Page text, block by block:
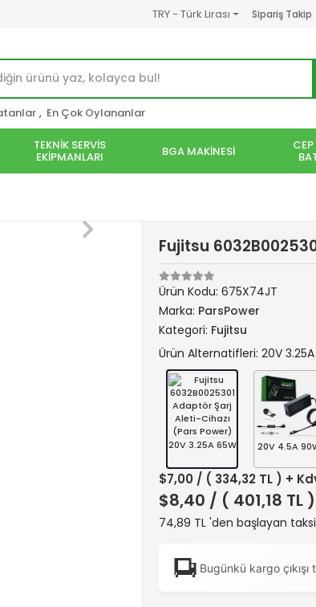
TRY - Türk Lirası Sipariş Takip
, En Çok Oylananlar
TEKNİK SERVİS
EKİPMANLARI BGA MAKİNESİ CEP
Fujitsu
Ürün Kodu: 675X74JT
Marka: ParsPower
Kategori: Fujitsu
Ürün Alternatifleri: 20V
20V 3.25A 65W 20V 4.5A
$7,00 / ( 334,32 TL ) +
$8,40 / ( 401,18 TL
74,89 TL 'den başlayan
Bugünkü kargo